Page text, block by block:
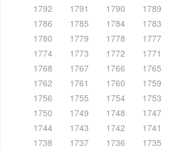
1792
1791 1790 1789
1786
1785 1784 1783
1780
1779 1778 1777
1774
1773 1772 1771
1768
1767 1766 1765
1762
1761 1760 1759
1756
1755 1754 1753
1750
1749 1748 1747
1744
1743 1742 1741
1738
1737 1736 1735